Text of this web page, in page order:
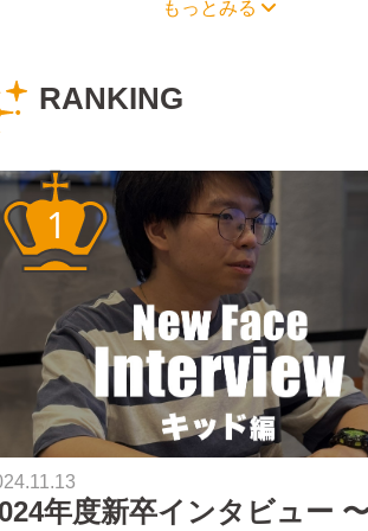
もっとみる
RANKING
年度新卒インタビュー